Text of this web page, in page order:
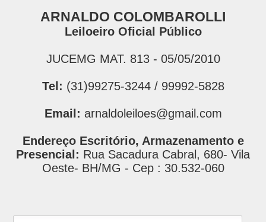
ARNALDO COLOMBAROLLI
Leiloeiro Oficial Público
JUCEMG MAT. 813 - 05/05/2010
Tel: (31)99275-3244 / 99992-5828
Email: arnaldoleiloes@gmail.com
Endereço Escritório, Armazenamento e
Presencial: Rua Sacadura Cabral, 680- Vila
Oeste- BH/MG - Cep : 30.532-060